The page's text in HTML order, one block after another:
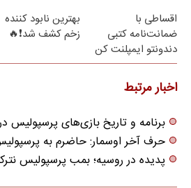
اقساطی با
ضمانت‌نامه کتبی
دندونتو ایمپلنت کن
✅ بدون سود
بهترین نابود کننده
زخم کشف شد❗🔥
اخبار مرتبط
برنامه و تاریخ بازی‌های پرسپولیس
حرف آخر اوسمار: حاضرم به
پدیده در روسیه؛ بمب پرسپولیس